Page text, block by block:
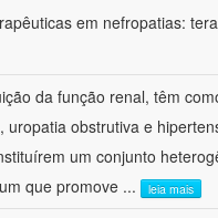
em nefropatias:
da função renal, têm
obstrutiva e
um conjunto
que promove ... leia mais